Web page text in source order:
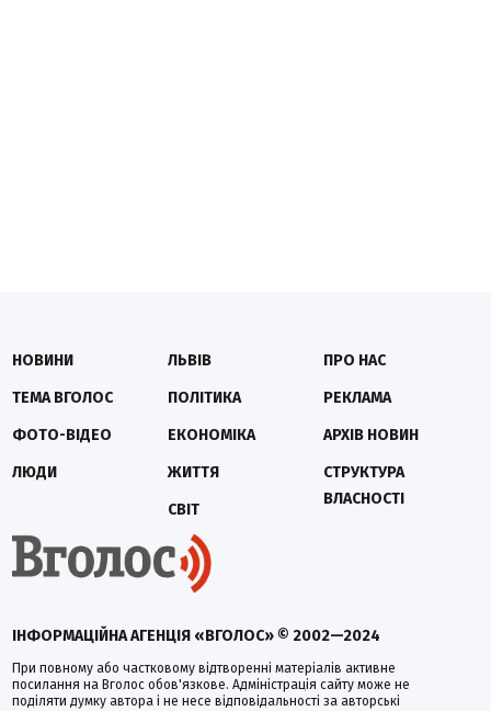
ІНФОРМАЦІЙНА АГЕНЦІЯ «ВГОЛОС» © 2002—2024
При повному або частковому відтворенні матеріалів активне
посилання на Вголос обов'язкове. Адміністрація сайту може не
поділяти думку автора і не несе відповідальності за авторські
НОВИНИ
ТЕМА ВГОЛОС
ФОТО-ВІДЕО
ЛЮДИ
ЛЬВІВ
ПОЛІТИКА
ЕКОНОМІКА
ЖИТТЯ
СВІТ
ПРО НАС
РЕКЛАМА
АРХІВ НОВИН
СТРУКТУРА
ВЛАСНОСТІ